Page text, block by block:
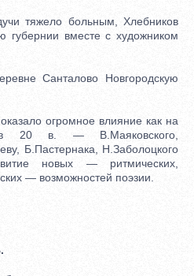
тяжело больным, Хлебников
губернии вместе с художником
Санталово Новгородскую
огромное влияние как на
20 в. — В.Маяковского,
Б.Пастернака, Н.Заболоцкого
новых — ритмических,
— возможностей поэзии.